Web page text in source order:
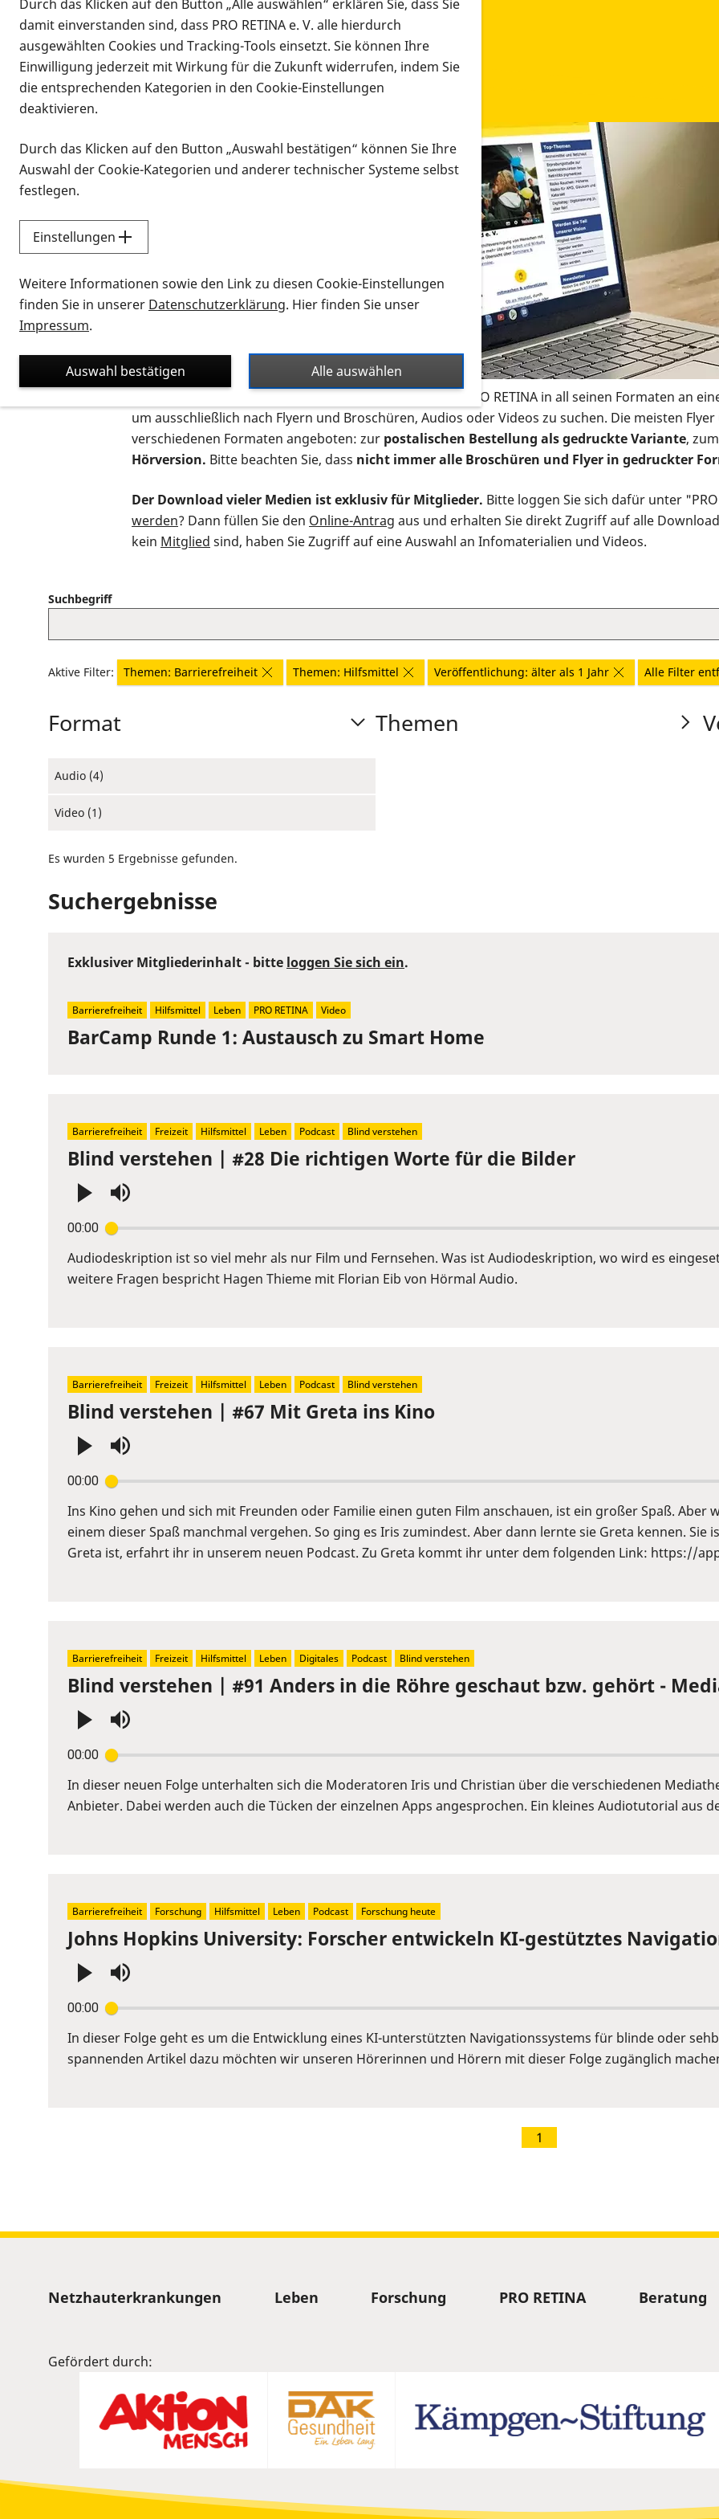
Infomaterial
Infomaterial
Vorlesen
Alle Infomaterialien in verschiedenen Formaten an
Sie möchten wissen, wie Sie nach Infonmaterial suchen und dieses bestellen bzw. herunterladen
Erklärvideos zum Thema Infomaterial auf der PRO RETINA-Website für blinde und
Auf dieser Seite finden Sie sämtliches Infomaterial der PRO RETINA in all seinen Formaten an
um ausschließlich nach Flyern und Broschüren, Audios oder Videos zu suchen. Die meisten
verschiedenen Formaten angeboten: zur postalischen Bestellung als gedruckte Variante,
Hörversion. Bitte beachten Sie, dass nicht immer alle Broschüren und Flyer in gedruckter
Der Download vieler Medien ist exklusiv für Mitglieder. Bitte loggen Sie sich dafür unter
werden? Dann füllen Sie den Online-Antrag aus und erhalten Sie direkt Zugriff auf alle
kein Mitglied sind, haben Sie Zugriff auf eine Auswahl an Infomaterialien und Videos.
Suchbegriff
Aktive Filter: Themen: Barrierefreiheit Themen: Hilfsmittel Veröffentlichung: älter als 1 Jahr Alle Filter
Format
Audio (4)
Video (1)
Themen
Es wurden 5 Ergebnisse gefunden.
Suchergebnisse
BarCamp Runde 1: Austausch zu Smart Home
Exklusiver Mitgliederinhalt - bitte loggen Sie sich ein.
Barrierefreiheit Hilfsmittel Leben PRO RETINA Video
Blind verstehen | #28 Die richtigen Worte für die Bilder
00:00
Enter
or
Space
Audiodeskription ist so viel mehr als nur Film und Fernsehen. Was ist Audiodeskription, wo wird es
weitere Fragen bespricht Hagen Thieme mit Florian Eib von Hörmal Audio.
Barrierefreiheit Freizeit Hilfsmittel Leben Podcast Blind verstehen
Blind verstehen | #67 Mit Greta ins Kino
00:00
Enter
or
Space
to
Ins Kino gehen und sich mit Freunden oder Familie einen guten Film anschauen, ist ein großer Spaß. Aber
einem dieser Spaß manchmal vergehen. So ging es Iris zumindest. Aber dann lernte sie Greta kennen.
Greta ist, erfahrt ihr in unserem neuen Podcast. Zu Greta kommt ihr unter dem folgenden Link: https://
Barrierefreiheit Freizeit Hilfsmittel Leben Podcast Blind verstehen
Blind verstehen | #91 Anders in die Röhre geschaut bzw. gehört -
00:00
Enter
or
Space
In dieser neuen Folge unterhalten sich die Moderatoren Iris und Christian über die verschiedenen
Anbieter. Dabei werden auch die Tücken der einzelnen Apps angesprochen. Ein kleines Audiotutorial aus
Barrierefreiheit Freizeit Hilfsmittel Leben Digitales Podcast Blind verstehen
Johns Hopkins University: Forscher entwickeln KI-gestütztes
00:00
Enter
or
Space
In dieser Folge geht es um die Entwicklung eines KI-unterstützten Navigationssystems für blinde oder
spannenden Artikel dazu möchten wir unseren Hörerinnen und Hörern mit dieser Folge zugänglich
Barrierefreiheit Forschung Hilfsmittel Leben Podcast Forschung heute
1
Sitemap
Netzhauterkrankungen Leben Forschung PRO RETINA Beratung
Gefördert durch:
Durch das Klicken auf den Button „Alle auswählen“ erklären Sie, dass Sie
damit einverstanden sind, dass PRO RETINA e. V. alle hierdurch
ausgewählten Cookies und Tracking-Tools einsetzt. Sie können Ihre
Einwilligung jederzeit mit Wirkung für die Zukunft widerrufen, indem Sie
die entsprechenden Kategorien in den Cookie-Einstellungen
deaktivieren.
Durch das Klicken auf den Button „Auswahl bestätigen“ können Sie Ihre
Auswahl der Cookie-Kategorien und anderer technischer Systeme selbst
festlegen.
Einstellungen
Weitere Informationen sowie den Link zu diesen Cookie-Einstellungen
finden Sie in unserer Datenschutzerklärung. Hier finden Sie unser
Impressum.
Alle auswählen
Auswahl bestätigen